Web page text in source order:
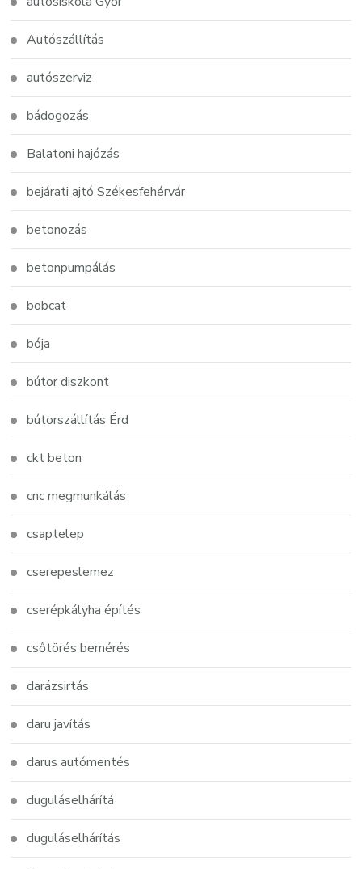
Autószállítás
autószerviz
bádogozás
Balatoni hajózás
bejárati ajtó Székesfehérvár
betonozás
betonpumpálás
bobcat
bója
bútor diszkont
bútorszállítás Érd
ckt beton
cnc megmunkálás
csaptelep
cserepeslemez
cserépkályha építés
csőtörés bemérés
darázsirtás
daru javítás
darus autómentés
duguláselhárítá
duguláselhárítás